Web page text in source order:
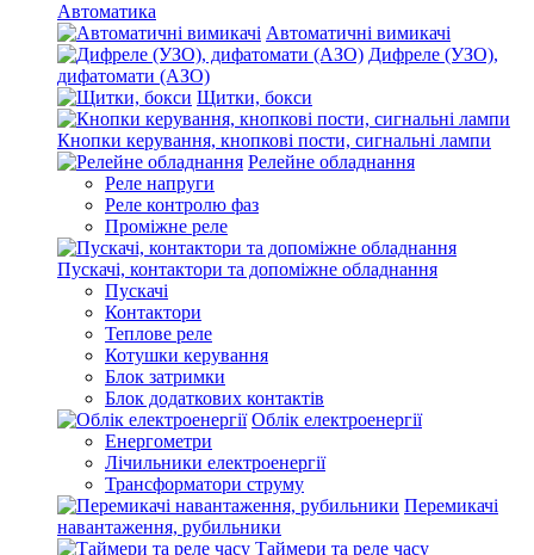
Автоматика
Автоматичні вимикачі
Дифреле (УЗО),
дифатомати (АЗО)
Щитки, бокси
Кнопки керування, кнопкові пости, сигнальні лампи
Релейне обладнання
Реле напруги
Реле контролю фаз
Проміжне реле
Пускачі, контактори та допоміжне обладнання
Пускачі
Контактори
Теплове реле
Котушки керування
Блок затримки
Блок додаткових контактів
Облік електроенергії
Енергометри
Лічильники електроенергії
Трансформатори струму
Перемикачі
навантаження, рубильники
Таймери та реле часу